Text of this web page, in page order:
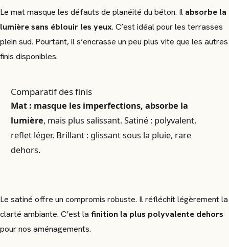
Le mat masque les défauts de planéité du béton. Il absorbe la
lumière sans éblouir les yeux. C’est idéal pour les terrasses
plein sud. Pourtant, il s’encrasse un peu plus vite que les autres
finis disponibles.
Comparatif des finis
Mat : masque les imperfections, absorbe la
lumière, mais plus salissant. Satiné : polyvalent,
reflet léger. Brillant : glissant sous la pluie, rare
dehors.
Le satiné offre un compromis robuste. Il réfléchit légèrement la
clarté ambiante. C’est la finition la plus polyvalente dehors
pour nos aménagements.